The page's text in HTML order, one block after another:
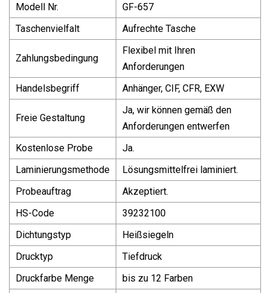
Modell Nr.
GF-657
Taschenvielfalt
Aufrechte Tasche
Zahlungsbedingung
Flexibel mit Ihren
Anforderungen
Handelsbegriff
Anhänger, CIF, CFR, EXW
Freie Gestaltung
Ja, wir können gemäß den
Anforderungen entwerfen
Kostenlose Probe
Ja.
Laminierungsmethode
Lösungsmittelfrei laminiert.
Probeauftrag
Akzeptiert.
HS-Code
39232100
Dichtungstyp
Heißsiegeln
Drucktyp
Tiefdruck
Druckfarbe Menge
bis zu 12 Farben